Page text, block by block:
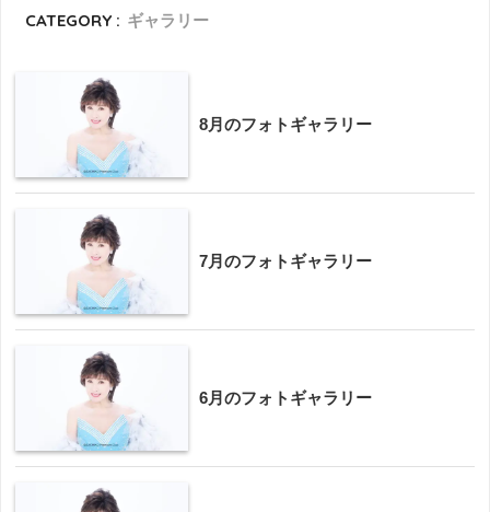
CATEGORY : ギャラリー
8月のフォトギャラリー
7月のフォトギャラリー
6月のフォトギャラリー